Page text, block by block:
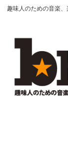
趣味人のための音楽